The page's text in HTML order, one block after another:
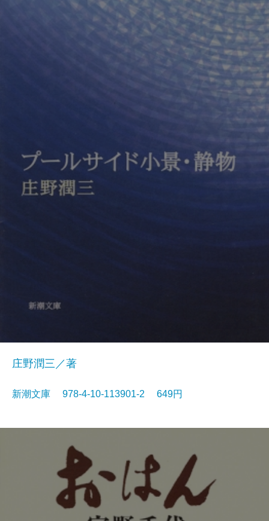
庄野潤三／著
新潮文庫 978-4-10-113901-2 649円